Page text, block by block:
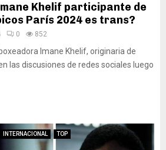
Khelif participante de
París 2024 es trans?
0 852
Imane Khelif, originaria de
las discusiones de redes sociales luego
INTERNACIONAL TOP